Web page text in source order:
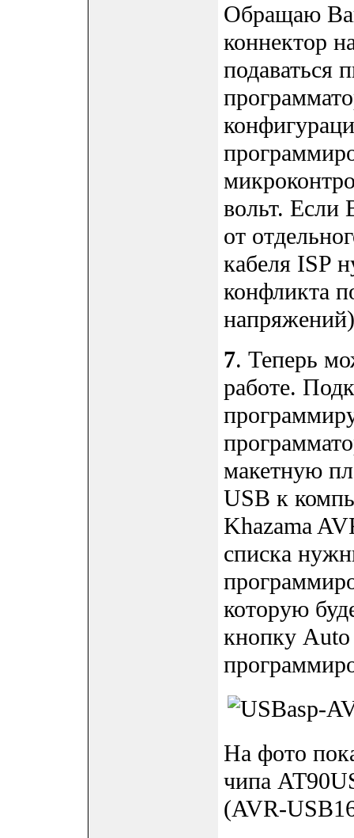
Обращаю
коннектор
подаваться
вольт. Если
от
кабеля ISP
конфликта
7. Теперь
работе.
макетную
USB к
Khazama
списка
которую
кнопку Auto
На фото
чипа
(AVR-